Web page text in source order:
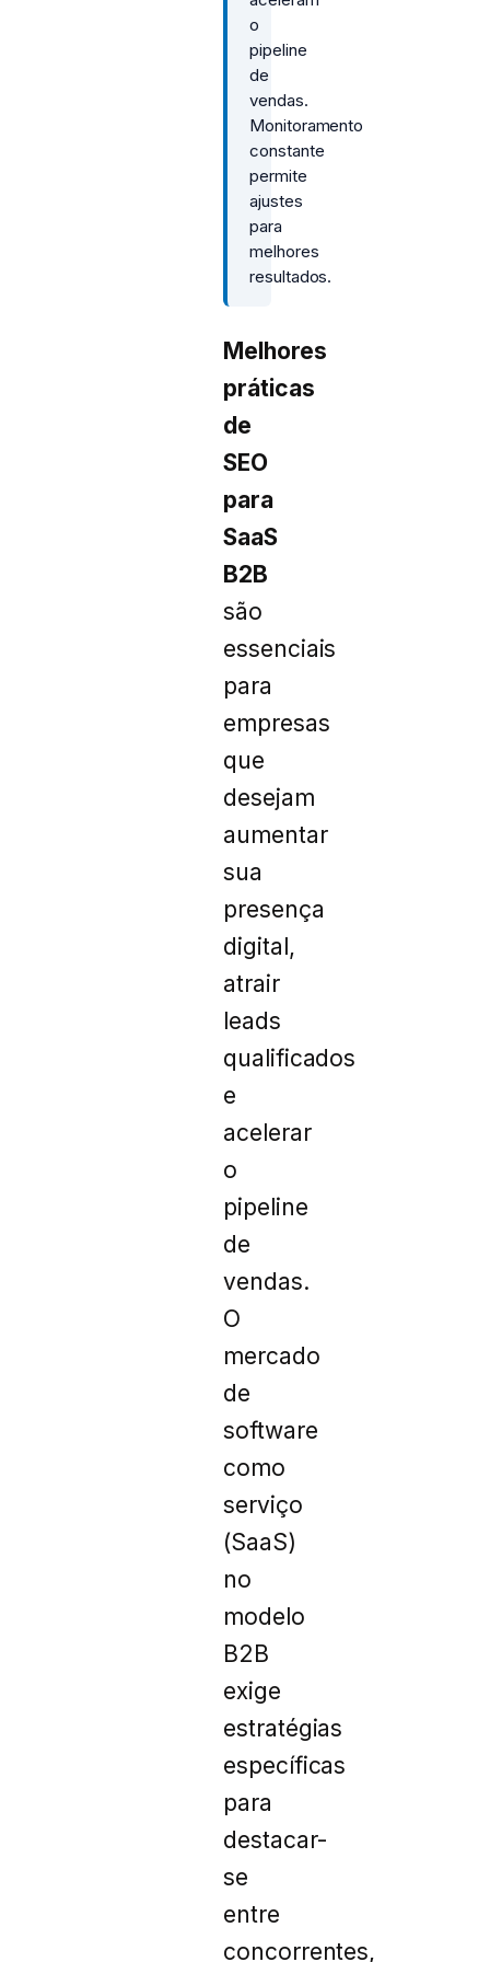
o
pipeline
de
vendas.
Monitoramento
constante
permite
ajustes
para
melhores
resultados.
Melhores
práticas
de
SEO
para
SaaS
B2B
são
essenciais
para
empresas
que
desejam
aumentar
sua
presença
digital,
atrair
leads
qualificados
e
acelerar
o
pipeline
de
vendas.
O
mercado
de
software
como
serviço
(SaaS)
no
modelo
B2B
exige
estratégias
específicas
para
destacar-
se
entre
concorrentes,